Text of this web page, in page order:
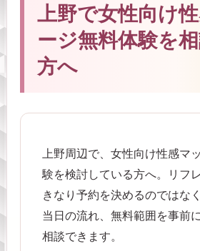
上野で女性向け
ージ無料体験を
方へ
上野周辺で、女性向け性感マ
験を検討している方へ。リフ
きなり予約を決めるのではな
当日の流れ、無料範囲を事前
相談できます。